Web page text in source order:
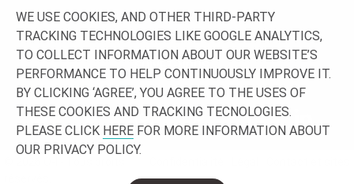
WE USE COOKIES, AND OTHER THIRD-PARTY
TRACKING TECHNOLOGIES LIKE GOOGLE ANALYTICS,
TO COLLECT INFORMATION ABOUT OUR WEBSITE’S
PERFORMANCE TO HELP CONTINUOUSLY IMPROVE IT.
BY CLICKING ‘AGREE’, YOU AGREE TO THE USES OF
THESE COOKIES AND TRACKING TECNOLOGIES.
PLEASE CLICK HERE FOR MORE INFORMATION ABOUT
OUR PRIVACY POLICY.